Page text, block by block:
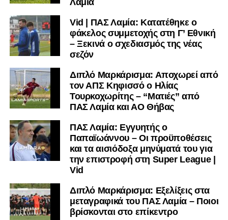
μαθαίνετε σε χρόνο dt όλα τα νέα.Vid | ΠΑΣ Λαμία: Κατατέθηκε ο
φάκελος συμμετοχής στη Γ’ Εθνική
– Ξεκινά ο σχεδιασμός της νέας
σεζόν
Διπλό Μαρκάρισμα: Αποχωρεί από
τον ΑΠΣ Κηφισσό ο Ηλίας
Τουρκοχωρίτης – “Ματιές” από
ΠΑΣ Λαμία και ΑΟ Θήβας
ΠΑΣ Λαμία: Εγγυητής ο
Παπαϊωάννου – Οι προϋποθέσεις
και τα αισιόδοξα μηνύματά του για
την επιστροφή στη Super League |
Vid
Διπλό Μαρκάρισμα: Εξελίξεις στα
μεταγραφικά του ΠΑΣ Λαμία – Ποιοι
βρίσκονται στο επίκεντρο